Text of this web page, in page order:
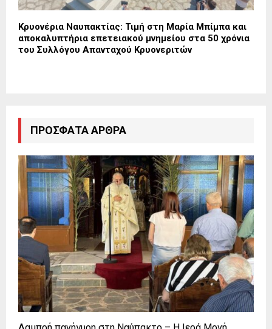
Κρυονέρια Ναυπακτίας: Τιμή στη Μαρία Μπίμπα και
αποκαλυπτήρια επετειακού μνημείου στα 50 χρόνια
του Συλλόγου Απανταχού Κρυονεριτών
ΠΡΌΣΦΑΤΑ ΆΡΘΡΑ